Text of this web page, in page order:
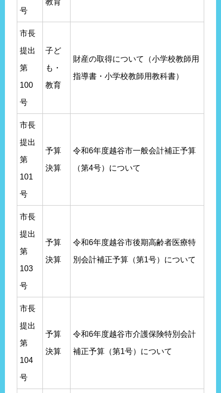
号
市長
提出
第
100
号
子ど
も・
教育
財産の取得について（小学校教師用
指導書・小学校教師用教科書）
市長
提出
第
101
号
予算
決算
令和6年度越谷市一般会計補正予算
（第4号）について
市長
提出
第
103
号
予算
決算
令和6年度越谷市後期高齢者医療特
別会計補正予算（第1号）について
市長
提出
第
104
号
予算
決算
令和6年度越谷市介護保険特別会計
補正予算（第1号）について